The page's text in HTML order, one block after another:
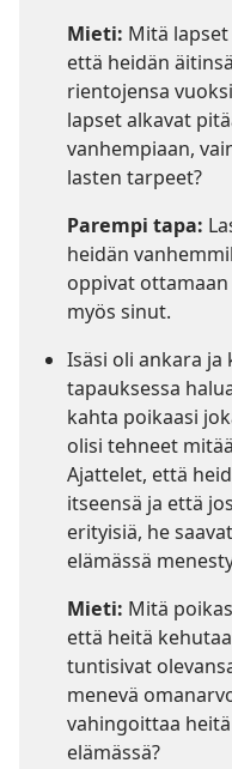
Mieti: Mitä lapset
että heidän
rientojensa
lapset alkavat
vanhempiaan,
lasten tarpeet?
Parempi tapa:
heidän
oppivat
myös sinut.
Isäsi oli ankara
tapauksessa
kahta poikaasi
olisi tehneet
Ajattelet, että
itseensä ja että
erityisiä, he
elämässä
Mieti: Mitä
että heitä
tuntisivat
menevä
vahingoittaa
elämässä?